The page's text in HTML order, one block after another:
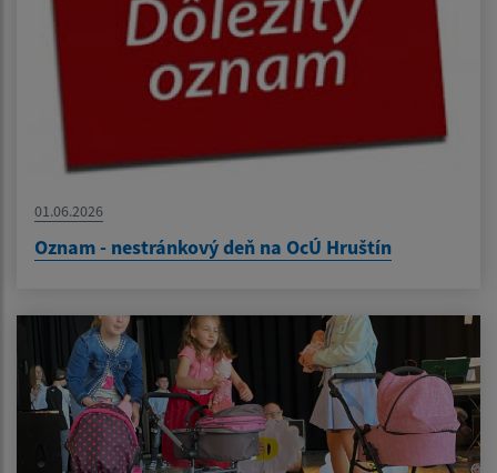
01.06.2026
Oznam - nestránkový deň na OcÚ Hruštín